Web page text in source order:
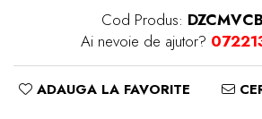
Cod Produs:
Ai nevoie de ajutor?
ADAUGA LA FAVORITE